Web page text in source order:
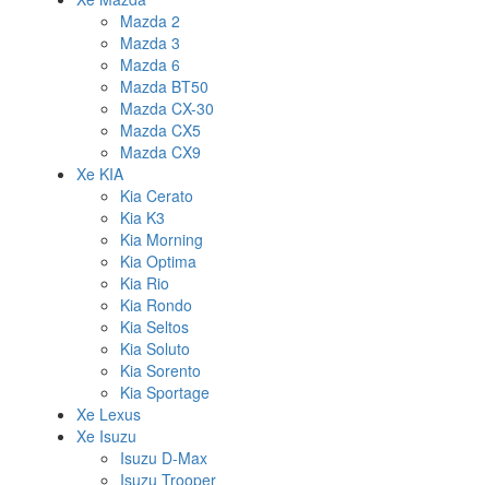
Mazda 2
Mazda 3
Mazda 6
Mazda BT50
Mazda CX-30
Mazda CX5
Mazda CX9
Xe KIA
Kia Cerato
Kia K3
Kia Morning
Kia Optima
Kia Rio
Kia Rondo
Kia Seltos
Kia Soluto
Kia Sorento
Kia Sportage
Xe Lexus
Xe Isuzu
Isuzu D-Max
Isuzu Trooper